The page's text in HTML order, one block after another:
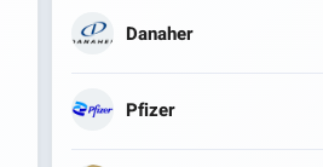
Danaher
Pfizer